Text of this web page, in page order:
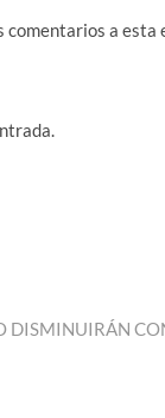
comentarios a esta
DISMINUIRÁN